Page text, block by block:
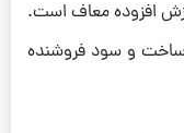
افزوده معاف است.
ساخت و سود فروشنده